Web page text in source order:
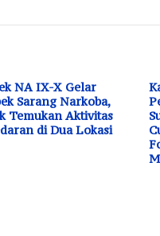
NA IX-X Gelar
Sarang Narkoba,
Temukan Aktivitas
di Dua Lokasi